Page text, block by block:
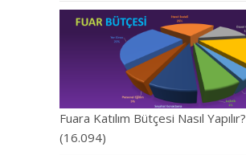
Fuara Katılım Bütçesi Nasıl Yapılır?
(16.094)